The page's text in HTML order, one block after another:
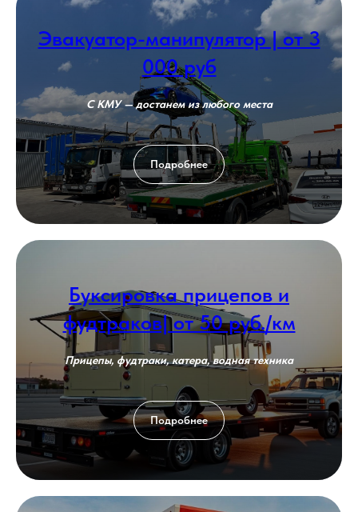
Эвакуатор-манипулятор | от 3
000 руб
С КМУ — достанем из любого места
Подробнее
Буксировка прицепов и
фудтраков| от 50 руб./км
Прицепы, фудтраки, катера, водная техника
Подробнее